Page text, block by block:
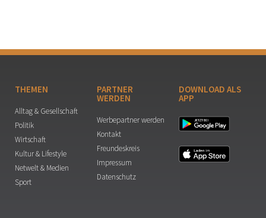
THEMEN
Alltag & Gesellschaft
Politik
Wirtschaft
Kultur & Lifestyle
Netwelt & Medien
Sport
PARTNER
WERDEN
Werbepartner werden
Kontakt
Freundeskreis
Impressum
Datenschutz
DOWNLOAD ALS
APP